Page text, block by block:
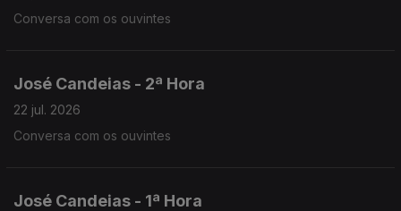
Conversa com os ouvintes
José Candeias - 2ª Hora
22 jul. 2026
Conversa com os ouvintes
José Candeias - 1ª Hora